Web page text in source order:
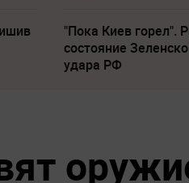
"Пока Киев горел".
состояние
удара РФ